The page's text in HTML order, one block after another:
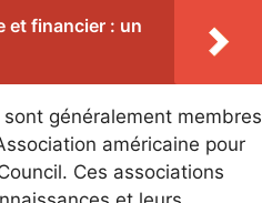
et financier : un
généralement membres
américaine pour
Ces associations